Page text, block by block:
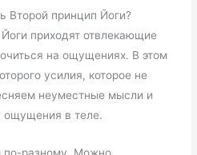
Второй принцип Йоги?
приходят отвлекающие
на ощущениях. В этом
усилия, которое не
неуместные мысли и
ощущения в теле.